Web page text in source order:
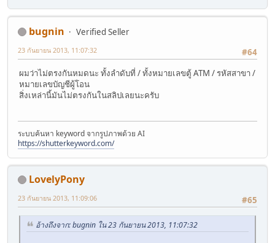
bugnin
Verified Seller
#64
23 กันยายน 2013, 11:07:32
ผมว่าไม่ตรงกันหมดนะ ทั้งลำดับที่ / ทั้งหมายเลขตู้ ATM / รหัสสาขา /
หมายเลขบัญชีผู้โอน
สิ่งเหล่านี้มันไม่ตรงกันในสลิปเลยนะครับ
ระบบค้นหา keyword จากรูปภาพด้วย AI
https://shutterkeyword.com/
LovelyPony
#65
23 กันยายน 2013, 11:09:06
อ้างถึงจาก: bugnin ใน 23 กันยายน 2013, 11:07:32